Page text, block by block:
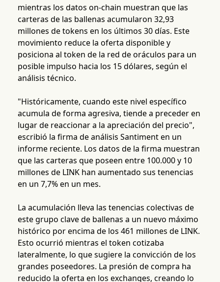
mientras los datos on-chain muestran que las
carteras de las ballenas acumularon 32,93
millones de tokens en los últimos 30 días. Este
movimiento reduce la oferta disponible y
posiciona al token de la red de oráculos para un
posible impulso hacia los 15 dólares, según el
análisis técnico.
"Históricamente, cuando este nivel específico
acumula de forma agresiva, tiende a preceder en
lugar de reaccionar a la apreciación del precio",
escribió la firma de análisis Santiment en un
informe reciente. Los datos de la firma muestran
que las carteras que poseen entre 100.000 y 10
millones de LINK han aumentado sus tenencias
en un 7,7% en un mes.
La acumulación lleva las tenencias colectivas de
este grupo clave de ballenas a un nuevo máximo
histórico por encima de los 461 millones de LINK.
Esto ocurrió mientras el token cotizaba
lateralmente, lo que sugiere la convicción de los
grandes poseedores. La presión de compra ha
reducido la oferta en los exchanges, creando lo